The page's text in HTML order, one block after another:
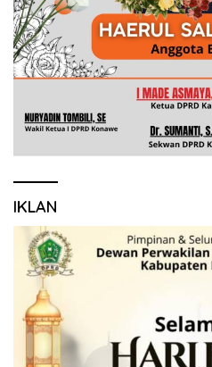
IKLAN